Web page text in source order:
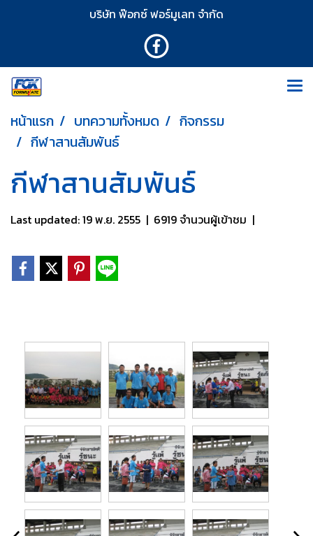
บริษัท ฟ๊อกซ์ ฟอร์มูเลท จำกัด
หน้าแรก บทความทั้งหมด
กิจกรรม
กีฬาสานสัมพันธ์
กีฬาสานสัมพันธ์
Last updated: 19 พ.ย. 2555 | 6919 จำนวนผู้เข้าชม |